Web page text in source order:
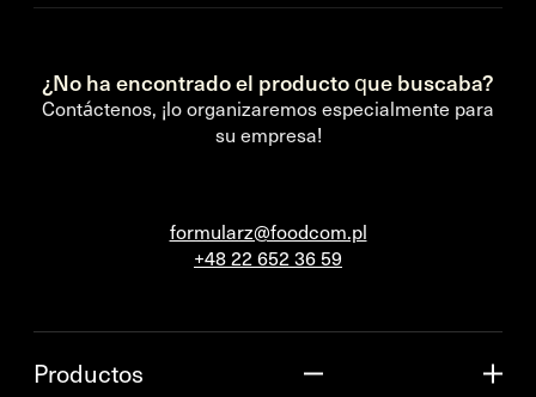
¿No ha encontrado el producto que buscaba?
Contáctenos, ¡lo organizaremos especialmente para
su empresa!
formularz@foodcom.pl
+48 22 652 36 59
Productos